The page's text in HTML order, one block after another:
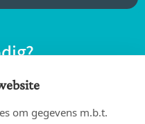
bij jou in de
om gegevens m.b.t.